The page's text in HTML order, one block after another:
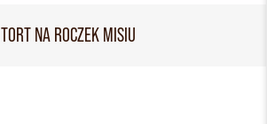
TORT NA ROCZEK MISIU